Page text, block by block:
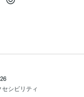
セシビリティ